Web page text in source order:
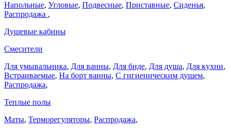
Напольные, Угловые, Подвесные, Приставные, Сиденья,
Распродажа ,
Душевые кабины
Смесители
Для умывальника, Для ванны, Для биде, Для душа, Для кухни,
Встраиваемые, На борт ванны, C гигиеническим душем,
Распродажа,
Теплые полы
Маты, Терморегуляторы, Распродажа,